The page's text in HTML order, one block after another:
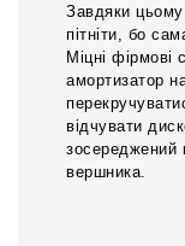
Завдяки
пітніти, бо
Міцні фірмові
амортизатор
відчувати
зосереджений
вершника.